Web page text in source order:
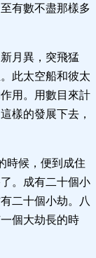
有數不盡那樣多
月異，突飛猛
此太空船和彼太
用。用數目來計
樣的發展下去，
時候，便到成住
。成有二十個小
二十個小劫。八
個大劫長的時